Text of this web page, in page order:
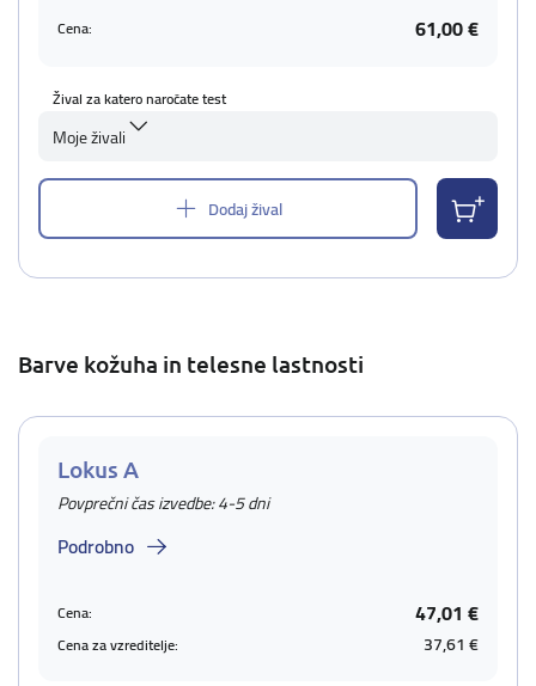
Cena: 61,00 €
Žival za katero naročate test
Moje živali
Dodaj žival
Barve kožuha in telesne lastnosti
Lokus A
Povprečni čas izvedbe: 4-5 dni
Podrobno
Cena: 47,01 €
Cena za vzreditelje: 37,61 €